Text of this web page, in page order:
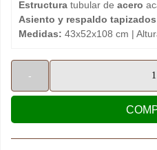
Estructura tubular de acero
Asiento y respaldo tapizados
Medidas: 43x52x108 cm |
-